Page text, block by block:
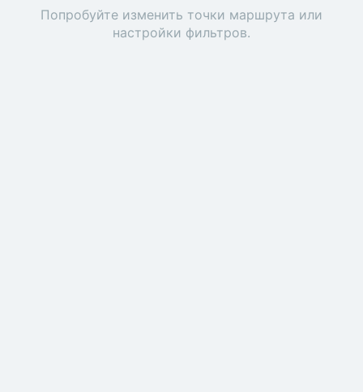
Попробуйте изменить точки маршрута или
настройки фильтров.